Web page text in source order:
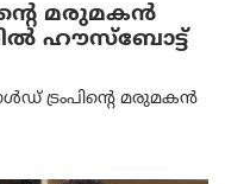
മരുമകൻ
ഹൗസ്ബോട്ട്
ട്രംപിന്റെ മരുമകൻ